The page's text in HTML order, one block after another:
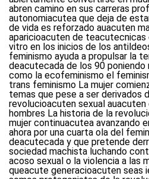
abren camino en sus carreras
autonomiacutea que deja de
de vida es reforzado auacuten
aparicioacuten de
vitro en los inicios de los
feminismo ayuda a propulsar la
deacutecada de los 90 poniendo
como la ecofeminismo el
trans feminismo La mujer
temas que pese a ser derivados
revolucioacuten sexual
hombres La historia de la
mujer continuacutea avanzando
ahora por una cuarta ola del
deacutecada y que pretende
sociedad machista luchando
acoso sexual o la violencia a las
queacute generacioacuten seas